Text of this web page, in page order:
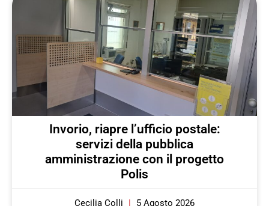
Invorio, riapre l’ufficio postale:
servizi della pubblica
amministrazione con il progetto
Polis
Cecilia Colli 5 Agosto 2026